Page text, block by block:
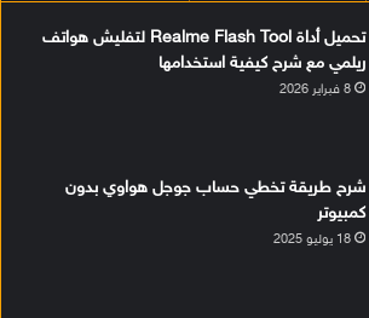
تحميل أداة Realme Flash Tool لتفليش هواتف
ريلمي مع شرح كيفية استخدامها
8 فبراير 2026
شرح طريقة تخطي حساب جوجل هواوي بدون
كمبيوتر
18 يوليو 2025